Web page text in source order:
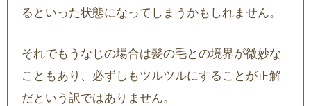
るといった状態になってしまうかもしれません。
それでもうなじの場合は髪の毛との境界が微妙な
こともあり、必ずしもツルツルにすることが正解
だという訳ではありません。